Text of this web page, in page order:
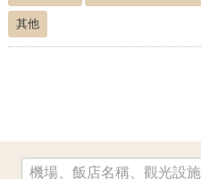
其他